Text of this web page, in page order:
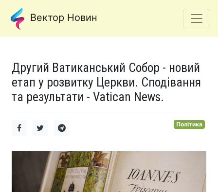
Вектор Новин
Другий Ватиканський Собор - новий
етап у розвитку Церкви. Сподівання
та результати - Vatican News.
Політика